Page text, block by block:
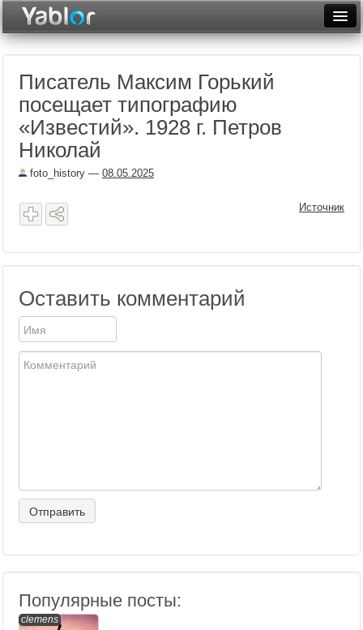
Неделя
Месяц
Писатель Максим Горький
посещает типографию
«Известий». 1928 г. Петров
Николай
foto_history — 08.05.2025
Источник
Оставить комментарий
Популярные посты:
clemens